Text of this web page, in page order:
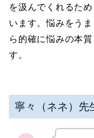
を汲んでくれるた
います。悩みをう
ら的確に悩みの本
す。
寧々（ネネ）先